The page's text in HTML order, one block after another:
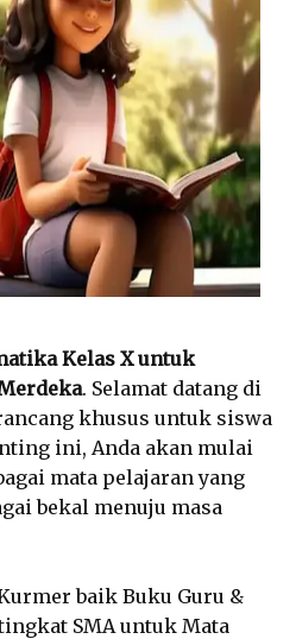
Kelas X untuk
. Selamat datang di
khusus untuk siswa
ini, Anda akan mulai
mata pelajaran yang
bekal menuju masa
baik Buku Guru &
SMA untuk Mata